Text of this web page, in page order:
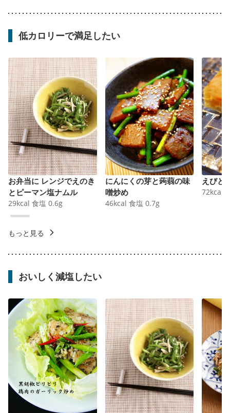
低カロリーで満足したい
お弁当に レンジでえのき
とピーマン塩ナムル
29kcal 食塩 0.6g
にんにくの芽と蒟蒻の味
噌炒め
46kcal 食塩 0.7g
えびと
72kcal
もっと見る
おいしく減塩したい